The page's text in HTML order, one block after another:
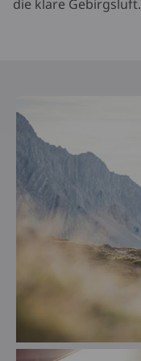
die klare Gebirgsluft.